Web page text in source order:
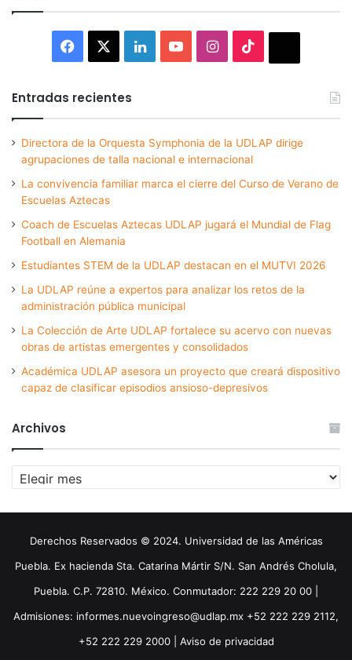
Facebook LinkedInYouTubeInstagram
Entradas recientes
Directora de la Orquesta Symphonia de la UDLAP dirige
agrupaciones de talla nacional e internacional
La convivencia familiar marca el cierre del Curso de Verano de
Escuelas Aztecas
Coach de Escuelas Aztecas UDLAP jugará el Mundial de Flag
Football en Alemania
Estudiantes STEM de la UDLAP destacan en el MUTVI 2026
La UDLAP reúne a expertos para analizar los retos de la
administración pública municipal
La Colección de Arte UDLAP fortalece su acervo con nuevas
obras de artistas emergentes y consolidados
Académica UDLAP asesora un proyecto que creará dispositivo
capaz de clasificar episodios ansioso-depresivos
Archivos
Archivos
Derechos Reservados © 2024. Universidad de las Américas
Puebla. Ex hacienda Sta. Catarina Mártir S/N. San Andrés Cholula,
Puebla. C.P. 72810. México. Conmutador: 222 229 20 00 |
Admisiones: informes.nuevoingreso@udlap.mx +52 222 229 2112,
+52 222 229 2000 | Aviso de privacidad